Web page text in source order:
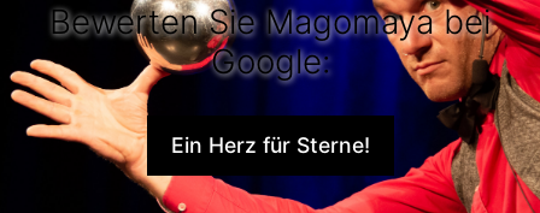
Bewerten Sie Magomaya bei
Google:
Ein Herz für Sterne!